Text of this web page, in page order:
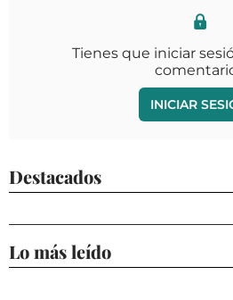
Tienes que iniciar
INICIAR
Destacados
Lo más leído